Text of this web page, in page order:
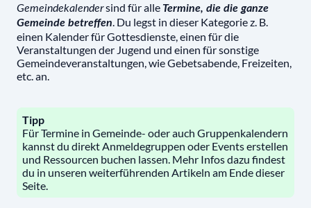
Gemeindekalendersind für alle Termine, die die ganze
Gemeinde betreffen. Du legst in dieser Kategorie z. B.
einen Kalender für Gottesdienste, einen für die
Veranstaltungen der Jugend und einen für sonstige
Gemeindeveranstaltungen, wie Gebetsabende, Freizeiten,
etc. an.
Tipp
Für Termine in Gemeinde- oder auch Gruppenkalendern
kannst du direkt Anmeldegruppen oder Events erstellen
und Ressourcen buchen lassen. Mehr Infos dazu findest
du in unseren weiterführenden Artikeln am Ende dieser
Seite.